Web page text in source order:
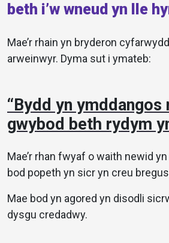
beth i’w wneud yn lle
Mae’r rhain yn bryderon
arweinwyr. Dyma sut i ymateb:
“Bydd yn ymddangos
gwybod beth rydym
Mae’r rhan fwyaf o waith newid
bod popeth yn sicr yn creu
Mae bod yn agored yn disodli
dysgu credadwy.